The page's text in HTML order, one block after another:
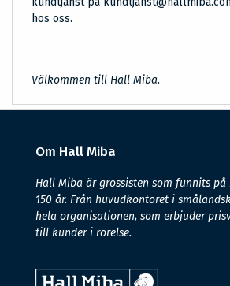
hos oss.
Välkommen till Hall Miba.
Om Hall Miba
Hall Miba är grossisten som funnits
150 år. Från huvudkontoret i
hela organisationen, som erbjuder
till kunder i rörelse.